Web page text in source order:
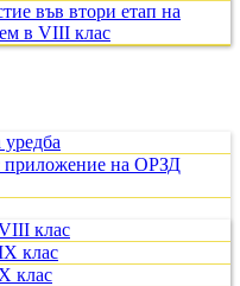
във втори етап на
в VIII клас
приложение на ОРЗД
клас
клас
клас